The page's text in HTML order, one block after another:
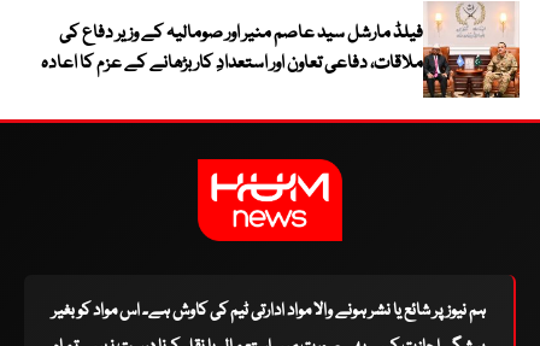
فیلڈ مارشل سید عاصم منیر اور صومالیہ کے وزیر دفاع کی
ملاقات، دفاعی تعاون اور استعدادِ کار بڑھانے کے عزم کا اعادہ
ہم نیوز پر شائع یا نشر ہونے والا مواد ادارتی ٹیم کی کاوش ہے۔ اس مواد کو بغیر